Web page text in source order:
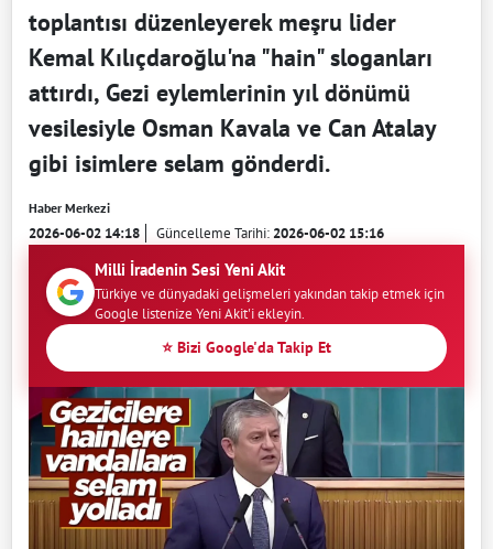
toplantısı düzenleyerek meşru lider
Kemal Kılıçdaroğlu'na "hain" sloganları
attırdı, Gezi eylemlerinin yıl dönümü
vesilesiyle Osman Kavala ve Can Atalay
gibi isimlere selam gönderdi.
Haber Merkezi
2026-06-02 14:18 Güncelleme Tarihi:2026-06-02 15:16
Milli İradenin Sesi Yeni Akit
Türkiye ve dünyadaki gelişmeleri yakından takip etmek için
Google listenize Yeni Akit'i ekleyin.
⭐ Bizi Google'da Takip Et